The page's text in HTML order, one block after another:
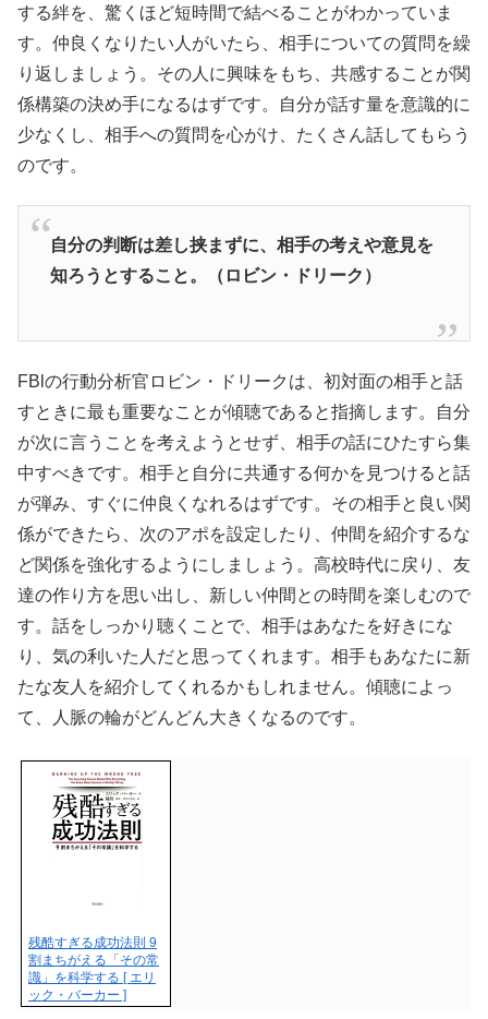
する絆を、驚くほど短時間で結べることがわかっていま
す。仲良くなりたい人がいたら、相手についての質問を繰
り返しましょう。その人に興味をもち、共感することが関
係構築の決め手になるはずです。自分が話す量を意識的に
少なくし、相手への質問を心がけ、たくさん話してもらう
のです。
自分の判断は差し挟まずに、相手の考えや意見を
知ろうとすること。（ロビン・ドリーク）
FBlの行動分析官ロビン・ドリークは、初対面の相手と話
すときに最も重要なことが傾聴であると指摘します。自分
が次に言うことを考えようとせず、相手の話にひたすら集
中すべきです。相手と自分に共通する何かを見つけると話
が弾み、すぐに仲良くなれるはずです。その相手と良い関
係ができたら、次のアポを設定したり、仲間を紹介するな
ど関係を強化するようにしましょう。高校時代に戻り、友
達の作り方を思い出し、新しい仲間との時間を楽しむので
す。話をしっかり聴くことで、相手はあなたを好きにな
り、気の利いた人だと思ってくれます。相手もあなたに新
たな友人を紹介してくれるかもしれません。傾聴によっ
て、人脈の輪がどんどん大きくなるのです。
残酷すぎる成功法則 9
割まちがえる「その常
識」を科学する [ エリ
ック・バーカー ]